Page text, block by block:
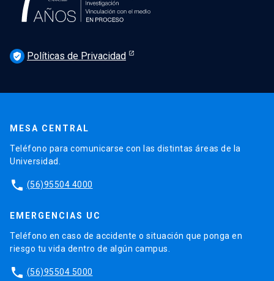
verified_user Políticas de Privacidad
MESA CENTRAL
Teléfono para comunicarse con las distintas áreas de la
Universidad.
phone (56)95504 4000
EMERGENCIAS UC
Teléfono en caso de accidente o situación que ponga en
riesgo tu vida dentro de algún campus.
phone (56)95504 5000